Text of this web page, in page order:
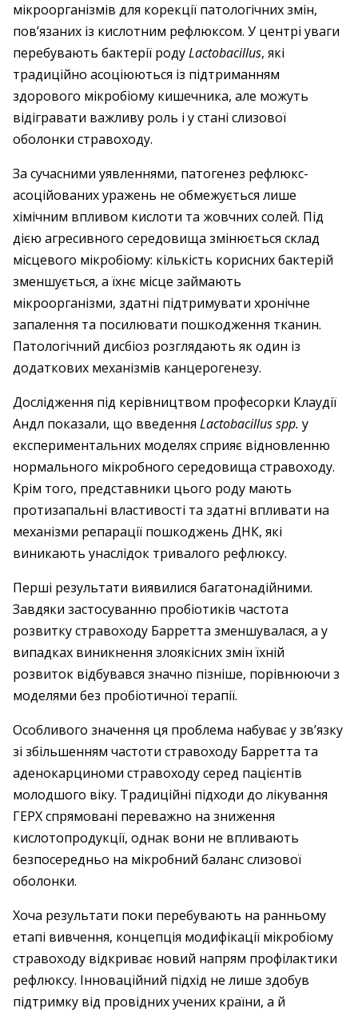
мікроорганізмів для корекції патологічних змін,
пов’язаних із кислотним рефлюксом. У центрі уваги
перебувають бактерії родуLactobacillus, які
традиційно асоціюються із підтриманням
здорового мікробіому кишечника, але можуть
відігравати важливу роль і у стані слизової
оболонки стравоходу.
За сучасними уявленнями, патогенез рефлюкс-
асоційованих уражень не обмежується лише
хімічним впливом кислоти та жовчних солей. Під
дією агресивного середовища змінюється склад
місцевого мікробіому: кількість корисних бактерій
зменшується, а їхнє місце займають
мікроорганізми, здатні підтримувати хронічне
запалення та посилювати пошкодження тканин.
Патологічний дисбіоз розглядають як один із
додаткових механізмів канцерогенезу.
Дослідження під керівництвом професорки Клаудії
Андл показали, що введення Lactobacillus spp. у
експериментальних моделях сприяє відновленню
нормального мікробного середовища стравоходу.
Крім того, представники цього роду мають
протизапальні властивості та здатні впливати на
механізми репарації пошкоджень ДНК, які
виникають унаслідок тривалого рефлюксу.
Перші результати виявилися багатонадійними.
Завдяки застосуванню пробіотиків частота
розвитку стравоходу Барретта зменшувалася, а у
випадках виникнення злоякісних змін їхній
розвиток відбувався значно пізніше, порівнюючи з
моделями без пробіотичної терапії.
Особливого значення ця проблема набуває у зв’язку
зі збільшенням частоти стравоходу Барретта та
аденокарциноми стравоходу серед пацієнтів
молодшого віку. Традиційні підходи до лікування
ГЕРХ спрямовані переважно на зниження
кислотопродукції, однак вони не впливають
безпосередньо на мікробний баланс слизової
оболонки.
Хоча результати поки перебувають на ранньому
етапі вивчення, концепція модифікації мікробіому
стравоходу відкриває новий напрям профілактики
рефлюксу. Інноваційний підхід не лише здобув
підтримку від провідних учених країни, а й